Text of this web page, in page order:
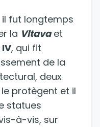
il fut longtemps
la Vltavaet
, qui fit
de la
deux
protègent et il
statues
à-vis, sur